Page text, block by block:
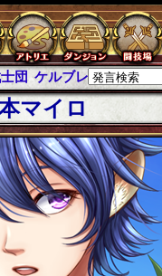
ルベロスブレイド スパ
マイロ